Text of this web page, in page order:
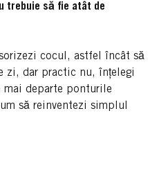
trebuie să fie atât de
cocul, astfel încât să
zi, dar practic nu, înțelegi
mai departe ponturile
să reinventezi simplul